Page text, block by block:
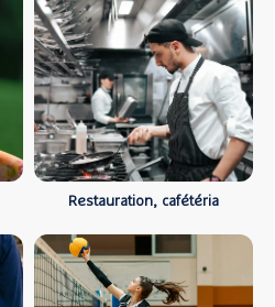
Restauration, cafétéria